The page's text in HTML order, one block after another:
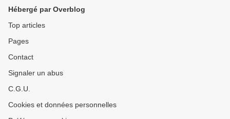
Hébergé par Overblog
Top articles
Pages
Contact
Signaler un abus
C.G.U.
Cookies et données personnelles